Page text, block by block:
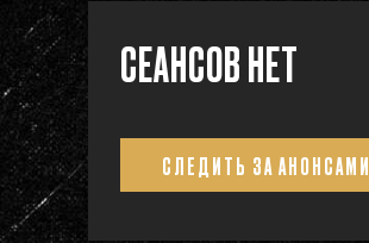
СЕАНСОВ НЕТ
СЛЕДИТЬ ЗА АНОНСАМИ